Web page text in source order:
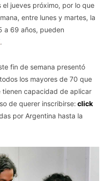
jueves próximo, por lo que
entre lunes y martes, la
a 69 años, pueden
.
fin de semana presentó
los mayores de 70 que
tienen capacidad de aplicar
de querer inscribirse: click
por Argentina hasta la